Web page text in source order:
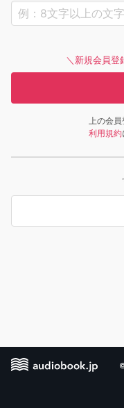
＼新規会員登
上の会
利用規約